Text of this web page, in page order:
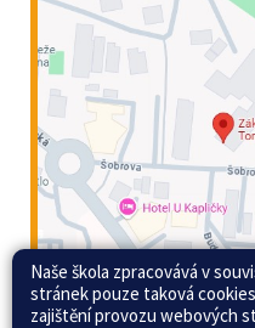
Naše škola zpracovává v
stránek pouze taková
zajištění provozu webových